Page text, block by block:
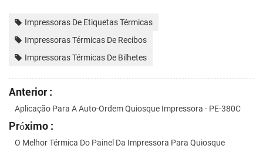
Impressoras De Etiquetas Térmicas
Impressoras Térmicas De Recibos
Impressoras Térmicas De Bilhetes
Anterior :
Aplicação Para A Auto-Ordem Quiosque Impressora - PE-380C
Próximo :
O Melhor Térmica Do Painel Da Impressora Para Quiosque